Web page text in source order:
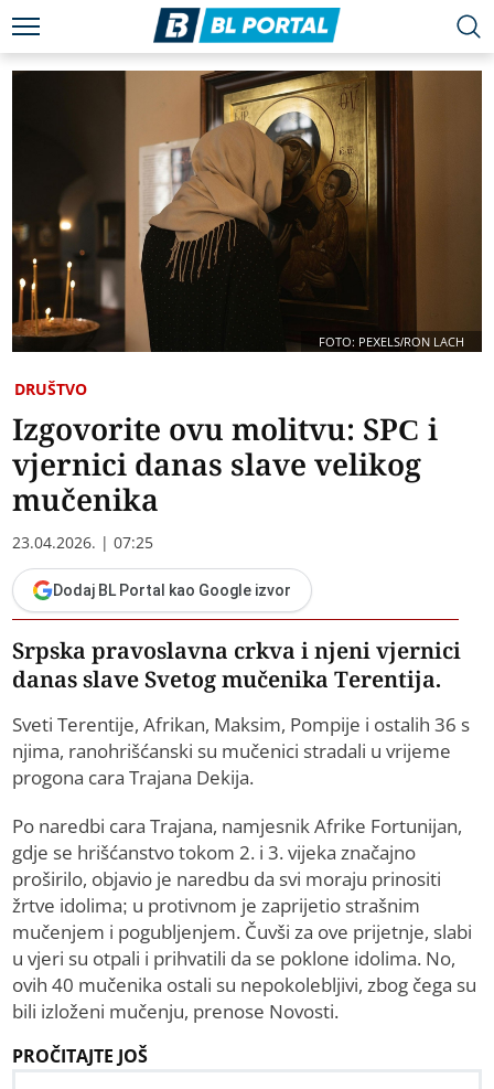
FOTO: PEXELS/RON LACH
DRUŠTVO
Izgovorite ovu molitvu: SPC i
vjernici danas slave velikog
mučenika
23.04.2026. | 07:25
Dodaj BL Portal kao Google izvor
Srpska pravoslavna crkva i njeni vjernici
danas slave Svetog mučenika Terentija.
Sveti Terentije, Afrikan, Maksim, Pompije i ostalih 36 s
njima, ranohrišćanski su mučenici stradali u vrijeme
progona cara Trajana Dekija.
Po naredbi cara Trajana, namjesnik Afrike Fortunijan,
gdje se hrišćanstvo tokom 2. i 3. vijeka značajno
proširilo, objavio je naredbu da svi moraju prinositi
žrtve idolima; u protivnom je zaprijetio strašnim
mučenjem i pogubljenjem. Čuvši za ove prijetnje, slabi
u vjeri su otpali i prihvatili da se poklone idolima. No,
ovih 40 mučenika ostali su nepokolebljivi, zbog čega su
bili izloženi mučenju, prenose Novosti.
PROČITAJTE JOŠ